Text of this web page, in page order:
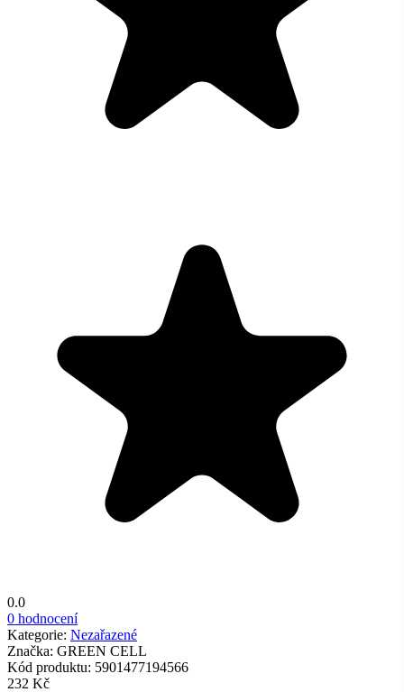
0.0
0 hodnocení
Kategorie: Nezařazené
Značka: GREEN CELL
Kód produktu: 5901477194566
232 Kč